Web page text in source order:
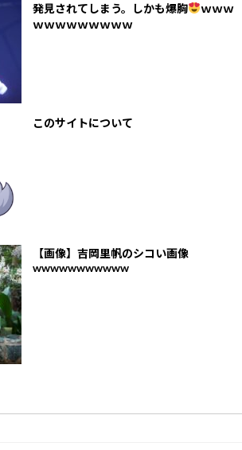
発見されてしまう。しかも爆胸
ｗｗｗ
ｗｗｗｗｗｗｗｗｗ
このサイトについて
【画像】吉岡里帆のシコい画像
wwwwwwwwwww